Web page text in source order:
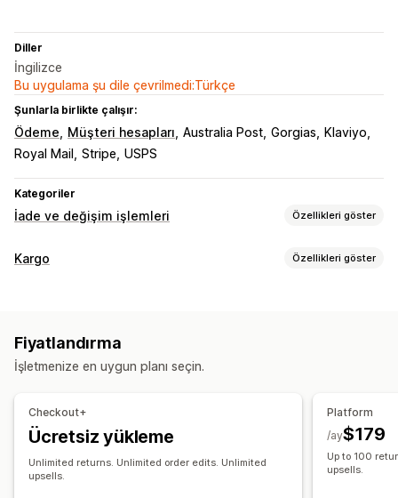
Diller
İngilizce
Bu uygulama şu dile çevrilmedi:Türkçe
Şunlarla birlikte çalışır:
Ödeme Müşteri hesapları Australia Post Gorgias
Klaviyo
Royal Mail
Stripe USPS
Kategoriler
İade ve değişim işlemleri Özellikleri göster
İade seçenekleri
İade yönetimi
İade edilemeyen ürünler
İade nedenleri
Çoklu dil
Kargo etiketleri
E-posta bildirimleri
Stok güncellemeleri
Analizler
Kargo Özellikleri göster
Barkod tarama
Kargo sigortası
Teslimat tarihi Taşıyıcı şirket seçimi
Sipariş senkronizasyonu
E-posta bildirimleri
Fiyatlandırma
İşletmenize en uygun planı seçin.
Checkout+
Ücretsiz yükleme
Unlimited returns. Unlimited order edits. Unlimited
upsells.
Platform
$179
/ay
Up to 100
upsells.